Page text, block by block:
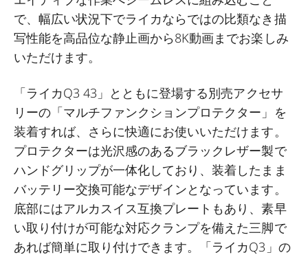
で、幅広い状況下でライカならではの比類なき描
写性能を高品位な静止画から8K動画までお楽しみ
いただけます。
「ライカQ3 43」とともに登場する別売アクセサ
リーの「マルチファンクションプロテクター」を
装着すれば、さらに快適にお使いいただけます。
プロテクターは光沢感のあるブラックレザー製で
ハンドグリップが一体化しており、装着したまま
バッテリー交換可能なデザインとなっています。
底部にはアルカスイス互換プレートもあり、素早
い取り付けが可能な対応クランプを備えた三脚で
あれば簡単に取り付けできます。「ライカQ3」の